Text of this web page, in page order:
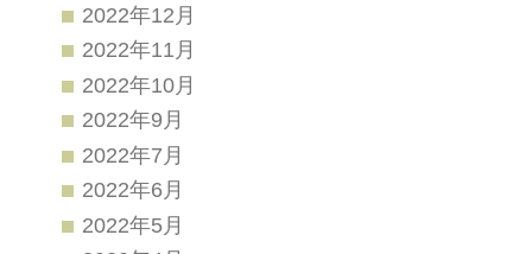
2022年12月
2022年11月
2022年10月
2022年9月
2022年7月
2022年6月
2022年5月